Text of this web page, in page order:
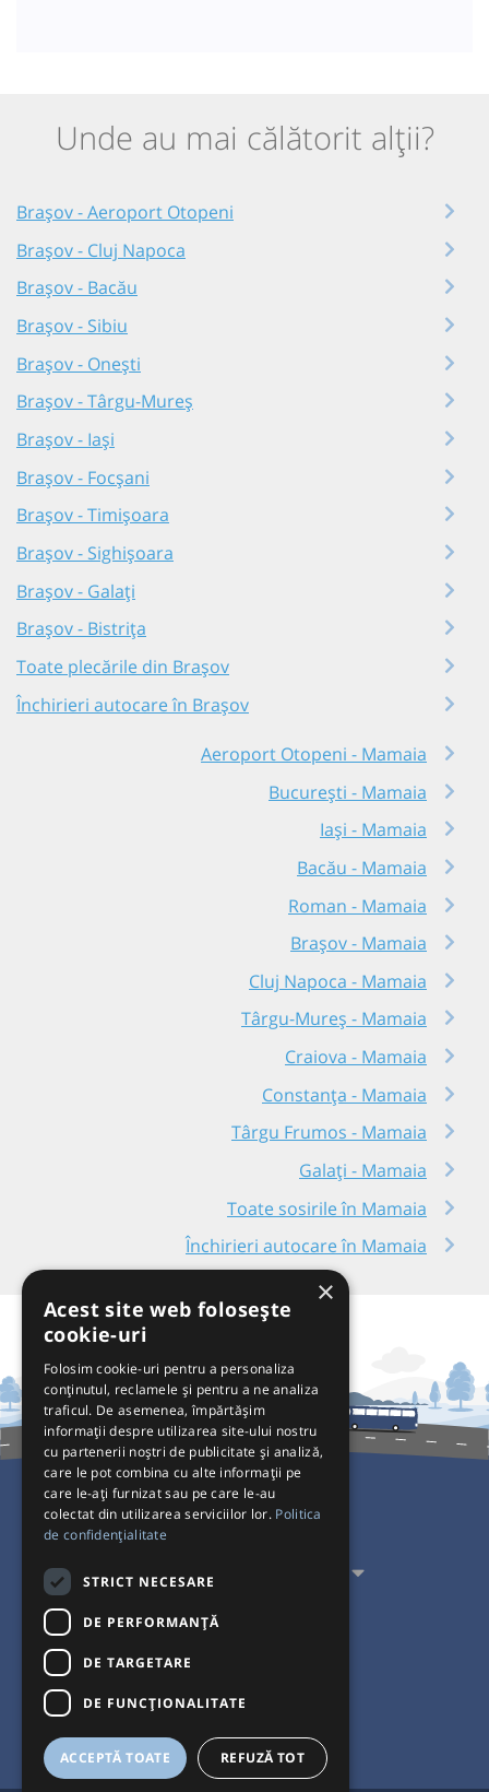
Unde au mai călătorit alții?
Brașov - Aeroport Otopeni
Brașov - Cluj Napoca
Brașov - Bacău
Brașov - Sibiu
Brașov - Onești
Brașov - Târgu-Mureș
Brașov - Iași
Brașov - Focșani
Brașov - Timișoara
Brașov - Sighișoara
Brașov - Galați
Brașov - Bistrița
Toate plecările din Brașov
Închirieri autocare în Brașov
Aeroport Otopeni - Mamaia
București - Mamaia
Iași - Mamaia
Bacău - Mamaia
Roman - Mamaia
Brașov - Mamaia
Cluj Napoca - Mamaia
Târgu-Mureș - Mamaia
Craiova - Mamaia
Constanța - Mamaia
Târgu Frumos - Mamaia
Galați - Mamaia
Toate sosirile în Mamaia
Închirieri autocare în Mamaia
Pentru Călători
Pentru Transportatori
Interacționăm
Acceptăm plăți cu
×
Acest site web folosește
cookie-uri
Folosim cookie-uri pentru a personaliza
conținutul, reclamele și pentru a ne analiza
traficul. De asemenea, împărtășim
informații despre utilizarea site-ului nostru
cu partenerii noștri de publicitate și analiză,
care le pot combina cu alte informații pe
care le-ați furnizat sau pe care le-au
colectat din utilizarea serviciilor lor. Politica
de confidențialitate
STRICT NECESARE
DE PERFORMANȚĂ
DE TARGETARE
DE FUNCŢIONALITATE
ACCEPTĂ TOATE REFUZĂ TOT